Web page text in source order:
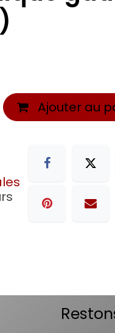
Ajouter au